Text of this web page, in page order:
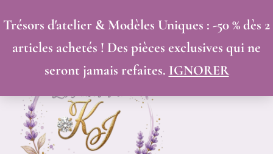
Trésors d'atelier & Modèles Uniques : -50 % dès 2
articles achetés ! Des pièces exclusives qui ne
seront jamais refaites. IGNORER
AU
CONTENU